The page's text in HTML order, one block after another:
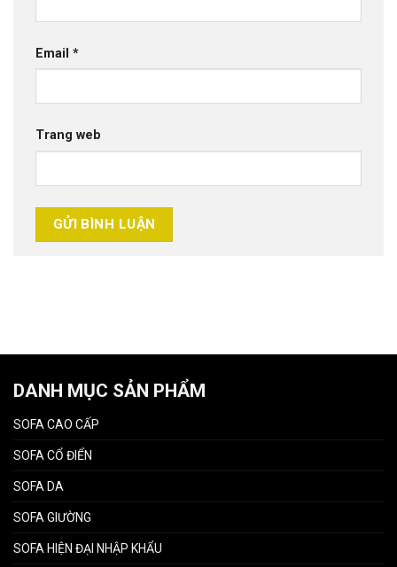
Email *
Trang web
DANH MỤC SẢN PHẨM
SOFA CAO CẤP
SOFA CỔ ĐIỂN
SOFA DA
SOFA GIƯỜNG
SOFA HIỆN ĐẠI NHẬP KHẨU